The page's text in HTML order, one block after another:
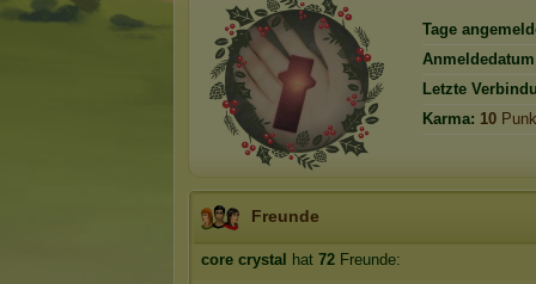
Tage
Letzte
Karma: 10
Freunde
core crystal hat 72 Freunde: